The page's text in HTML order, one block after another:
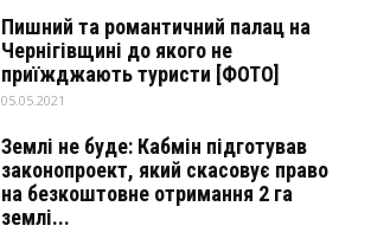
Пишний та романтичний палац на
Чернігівщині до якого не
приїжджають туристи [ФОТО]
05.05.2021
Землі не буде: Кабмін підготував
законопроект, який скасовує право
на безкоштовне отримання 2 га
землі...